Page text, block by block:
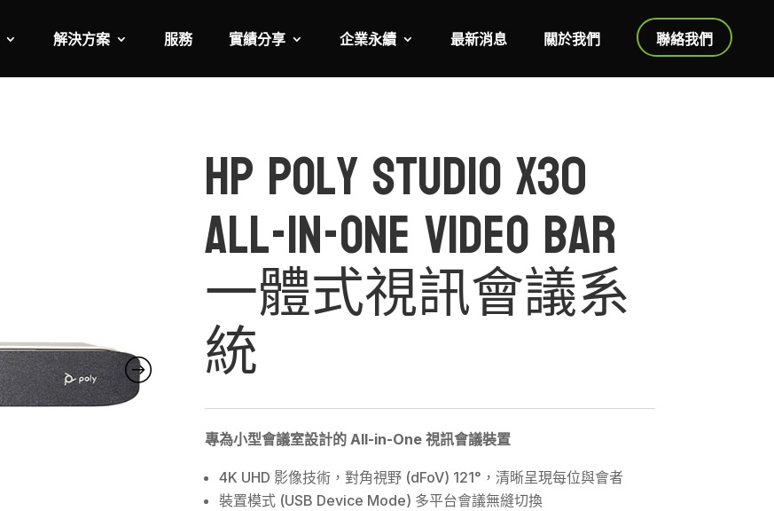
解決方案 服務 實績分享 企業永續 最新消息 關於我們 聯絡我們
HP Poly Studio X30
All-In-One Video Bar
一體式視訊會議系
統
專為小型會議室設計的 All-in-One 視訊會議裝置
4K UHD 影像技術，對角視野 (dFoV) 121°，清晰呈現每位與會者
裝置模式 (USB Device Mode) 多平台會議無縫切換